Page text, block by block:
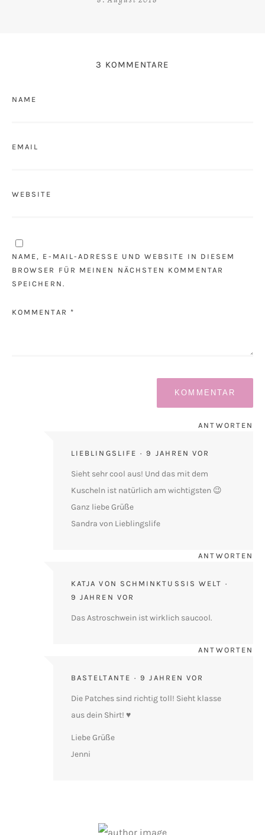
3 KOMMENTARE
NAME
EMAIL
WEBSITE
NAME, E-MAIL-ADRESSE UND WEBSITE IN DIESEM
BROWSER FÜR MEINEN NÄCHSTEN KOMMENTAR
SPEICHERN.
KOMMENTAR *
LIEBLINGSLIFE 9 JAHREN VOR
ANTWORTEN
Sieht sehr cool aus! Und das mit dem
Kuscheln ist natürlich am wichtigsten 😉
Ganz liebe Grüße
Sandra von Lieblingslife
KATJA VON SCHMINKTUSSIS WELT
9 JAHREN VOR
ANTWORTEN
Das Astroschwein ist wirklich saucool.
BASTELTANTE 9 JAHREN VOR
ANTWORTEN
Die Patches sind richtig toll! Sieht klasse
aus dein Shirt! ♥
Liebe Grüße
Jenni